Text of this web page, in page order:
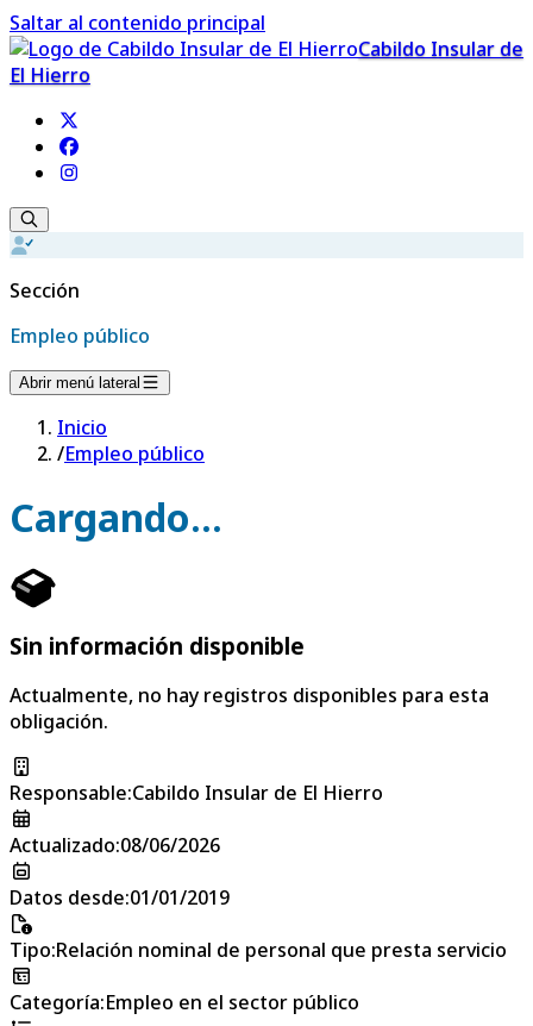
Saltar al contenido principal
Cabildo Insular de
El Hierro
Sección
Empleo público
Abrir menú lateral
Inicio
/Empleo público
Cargando...
Sin información disponible
Actualmente, no hay registros disponibles para esta
obligación.
Responsable:Cabildo Insular de El Hierro
Actualizado:08/06/2026
Datos desde:01/01/2019
Tipo:Relación nominal de personal que presta servicio
Categoría:Empleo en el sector público